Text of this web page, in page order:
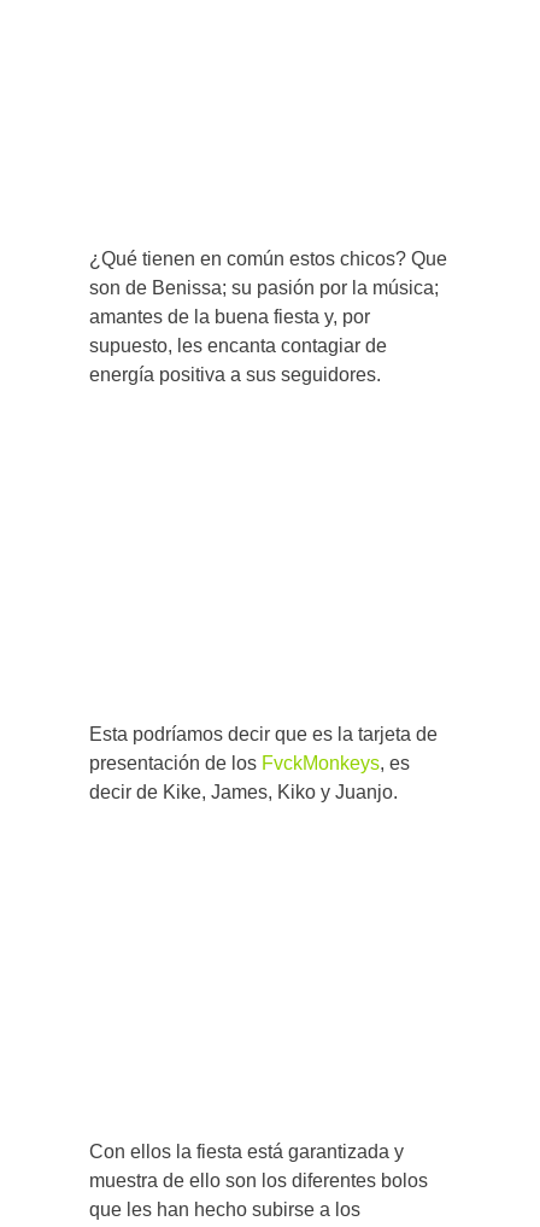
¿Qué tienen en común estos chicos? Que
son de Benissa; su pasión por la música;
amantes de la buena fiesta y, por
supuesto, les encanta contagiar de
energía positiva a sus seguidores.
Esta podríamos decir que es la tarjeta de
presentación de los FvckMonkeys, es
decir de Kike, James, Kiko y Juanjo.
Con ellos la fiesta está garantizada y
muestra de ello son los diferentes bolos
que les han hecho subirse a los